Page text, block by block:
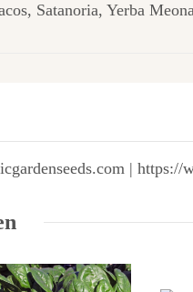
Satanoria, Yerba
| https://